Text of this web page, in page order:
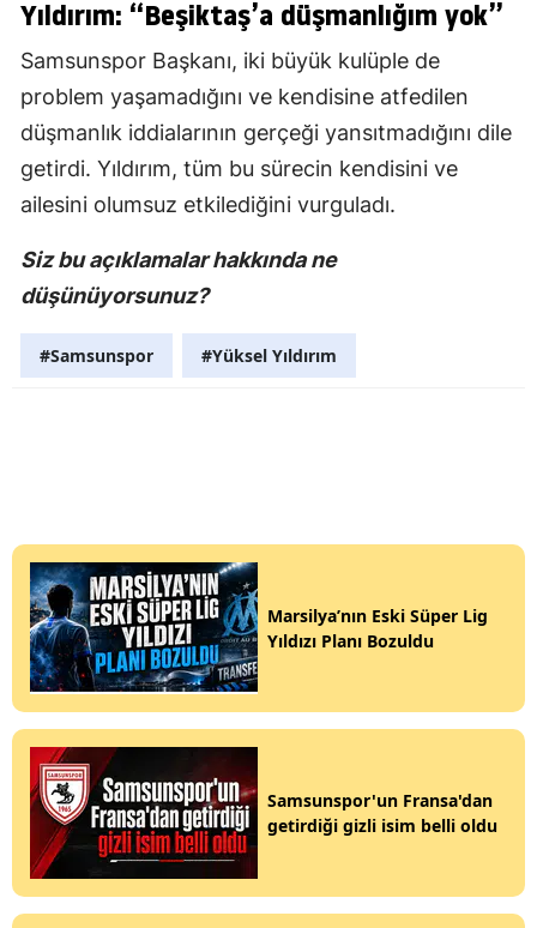
Yıldırım: “Beşiktaş’a düşmanlığım yok”
Samsunspor Başkanı, iki büyük kulüple de
problem yaşamadığını ve kendisine atfedilen
düşmanlık iddialarının gerçeği yansıtmadığını dile
getirdi. Yıldırım, tüm bu sürecin kendisini ve
ailesini olumsuz etkilediğini vurguladı.
Siz bu açıklamalar hakkında ne
düşünüyorsunuz?
#Samsunspor #Yüksel Yıldırım
Marsilya’nın Eski Süper Lig
Yıldızı Planı Bozuldu
Samsunspor'un Fransa'dan
getirdiği gizli isim belli oldu